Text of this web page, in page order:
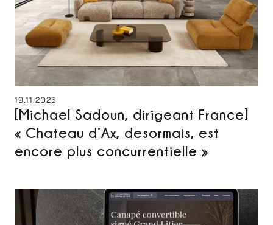
19.11.2025
[Michael Sadoun, dirigeant France]
« Chateau d’Ax, desormais, est
encore plus concurrentielle »